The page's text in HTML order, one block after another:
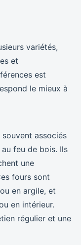
variétés,
et
est
le mieux à
souvent associés
feu de bois. Ils
une
fours sont
en argile, et
en intérieur.
régulier et une